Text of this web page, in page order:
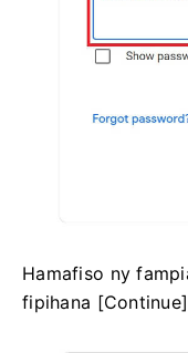
Hamafiso ny
fipihana